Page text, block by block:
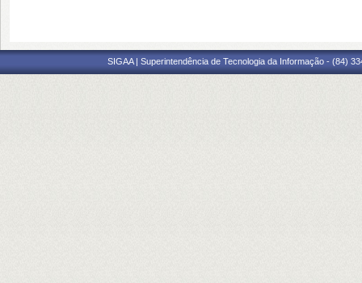
SIGAA | Superintendência de Tecnologia da Informação - (84)